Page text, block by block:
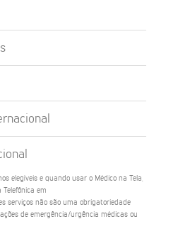
elegíveis e quando usar o Médico na Tela,
Telefônica em
serviços não são uma obrigatoriedade
de emergência/urgência médicas ou